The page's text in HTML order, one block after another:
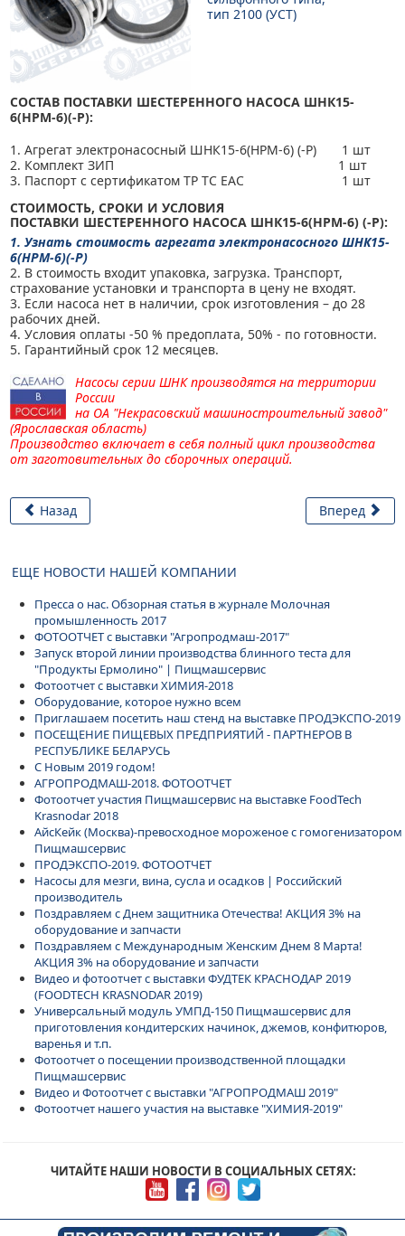
тип 2100 (УСТ)
СОСТАВ ПОСТАВКИ ШЕСТЕРЕННОГО НАСОСА ШНК15-
6(НРМ-6)(-Р):
1. Агрегат электронасосный ШНК15-6(НРМ-6) (-Р) 1 шт
2. Комплект ЗИП 1 шт
3. Паспорт с сертификатом ТР ТС ЕАС 1 шт
СТОИМОСТЬ, СРОКИ И УСЛОВИЯ
ПОСТАВКИ ШЕСТЕРЕННОГО НАСОСА ШНК15-6(НРМ-6) (-Р):
1. Узнать стоимость агрегата электронасосного ШНК15-
6(НРМ-6)(-Р)
2. В стоимость входит упаковка, загрузка. Транспорт,
страхование установки и транспорта в цену не входят.
3. Если насоса нет в наличии, срок изготовления – до 28
рабочих дней.
4. Условия оплаты -50 % предоплата, 50% - по готовности.
5. Гарантийный срок 12 месяцев.
Насосы серии ШНК производятся на территории
России
на ОА "Некрасовский машиностроительный завод"
(Ярославская область)
Производство включает в себя полный цикл производства
от заготовительных до сборочных операций.
Назад Вперед
ЕЩЕ НОВОСТИ НАШЕЙ КОМПАНИИ
Пресса о нас. Обзорная статья в журнале Молочная
промышленность 2017
ФОТООТЧЕТ с выставки "Агропродмаш-2017"
Запуск второй линии производства блинного теста для
"Продукты Ермолино" | Пищмашсервис
Фотоотчет с выставки ХИМИЯ-2018
Оборудование, которое нужно всем
Приглашаем посетить наш стенд на выставке ПРОДЭКСПО-2019
ПОСЕЩЕНИЕ ПИЩЕВЫХ ПРЕДПРИЯТИЙ - ПАРТНЕРОВ В
РЕСПУБЛИКЕ БЕЛАРУСЬ
С Новым 2019 годом!
АГРОПРОДМАШ-2018. ФОТООТЧЕТ
Фотоотчет участия Пищмашсервис на выставке FoodTech
Krasnodar 2018
АйсКейк (Москва)-превосходное мороженое с гомогенизатором
Пищмашсервис
ПРОДЭКСПО-2019. ФОТООТЧЕТ
Насосы для мезги, вина, сусла и осадков | Российский
производитель
Поздравляем с Днем защитника Отечества! АКЦИЯ 3% на
оборудование и запчасти
Поздравляем с Международным Женским Днем 8 Марта!
АКЦИЯ 3% на оборудование и запчасти
Видео и фотоотчет с выставки ФУДТЕК КРАСНОДАР 2019
(FOODTECH KRASNODAR 2019)
Универсальный модуль УМПД-150 Пищмашсервис для
приготовления кондитерских начинок, джемов, конфитюров,
варенья и т.п.
Фотоотчет о посещении производственной площадки
Пищмашсервис
Видео и Фотоотчет с выставки "АГРОПРОДМАШ 2019"
Фотоотчет нашего участия на выставке "ХИМИЯ-2019"
ЧИТАЙТЕ НАШИ НОВОСТИ В СОЦИАЛЬНЫХ СЕТЯХ: